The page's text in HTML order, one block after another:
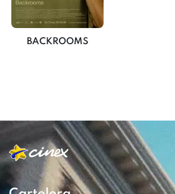
BACKROOMS